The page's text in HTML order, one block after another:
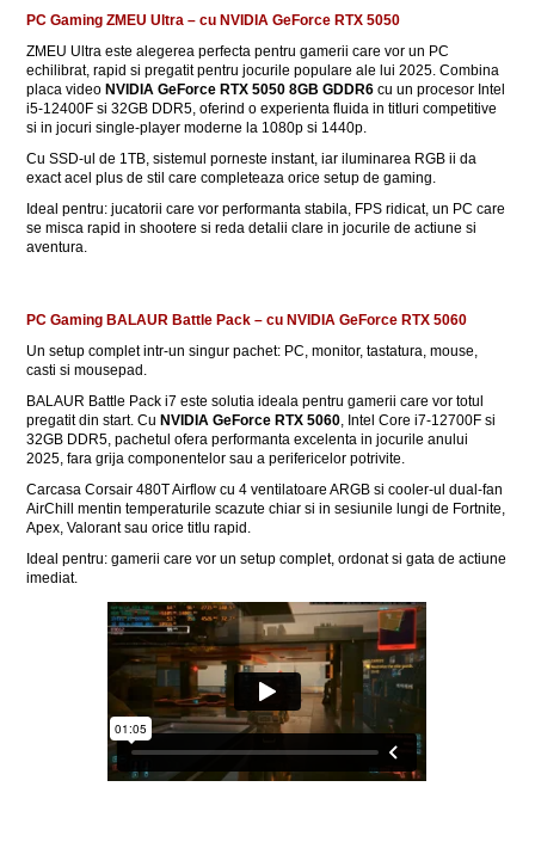
PC Gaming ZMEU Ultra – cu NVIDIA GeForce RTX 5050
ZMEU Ultra este alegerea perfecta pentru gamerii care vor un PC
echilibrat, rapid si pregatit pentru jocurile populare ale lui 2025. Combina
placa video NVIDIA GeForce RTX 5050 8GB GDDR6 cu un procesor Intel
i5-12400F si 32GB DDR5, oferind o experienta fluida in titluri competitive
si in jocuri single-player moderne la 1080p si 1440p.
Cu SSD-ul de 1TB, sistemul porneste instant, iar iluminarea RGB ii da
exact acel plus de stil care completeaza orice setup de gaming.
Ideal pentru: jucatorii care vor performanta stabila, FPS ridicat, un PC care
se misca rapid in shootere si reda detalii clare in jocurile de actiune si
aventura.
PC Gaming BALAUR Battle Pack – cu NVIDIA GeForce RTX 5060
Un setup complet intr-un singur pachet: PC, monitor, tastatura, mouse,
casti si mousepad.
BALAUR Battle Pack i7 este solutia ideala pentru gamerii care vor totul
pregatit din start. Cu NVIDIA GeForce RTX 5060, Intel Core i7-12700F si
32GB DDR5, pachetul ofera performanta excelenta in jocurile anului
2025, fara grija componentelor sau a perifericelor potrivite.
Carcasa Corsair 480T Airflow cu 4 ventilatoare ARGB si cooler-ul dual-fan
AirChill mentin temperaturile scazute chiar si in sesiunile lungi de Fortnite,
Apex, Valorant sau orice titlu rapid.
Ideal pentru: gamerii care vor un setup complet, ordonat si gata de actiune
imediat.